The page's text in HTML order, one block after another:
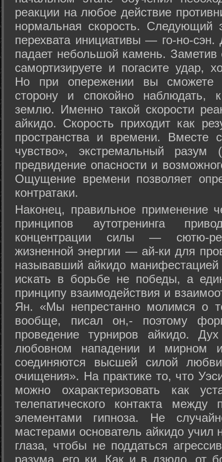
реакции на любое действие
нормальная скорость.
перехвата инициативы — го-но-
падает небольшой камень.
самортизируете и погасите удар,
Но при опережении вы сможете
сторону и спокойно наблюдать,
землю. Именно такой скорости
айкидо. Скорость приходит как
пространства и времени. Вместе
чувство», экстремальный разум
предвидение опасности и
Ощущение времени позволяет
контратаки.
Наконец, правильное применение
принципов аутотренинга
концентрации силы — сютю-
жизненной энергии — ай-ки для
называвший айкидо
искать в борьбе не победы, а
принципу взаимодействия и
Ян. «Мы непрестанно молимся о
вообще, писал он,- поэтому
проведение турниров айкидо.
любовном нападении и мирном
соединяются высшей силой
очищения». На практике то, что
можно охарактеризовать как
телепатического контакта между
элементами гипноза. Не
мастерами основатель айкидо учил
глаза, чтобы не поддаться
разума, его ки. Как и в дзюдо, от